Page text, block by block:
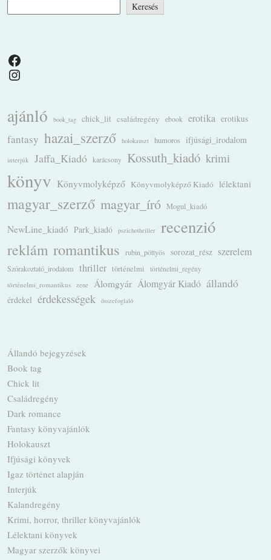
Keresés
Facebook
Instagram
ajánló book_tag chick_lit családregény ebook erotika erotikus
fantasy hazai_szerző holokauszt humoros ifjúsági_irodalom
interjúk Jaffa_Kiadó karácsony Kossuth_kiadó krimi
könyv Könyvmolyképző Könyvmolyképző Kiadó lélektani
magyar_szerző magyar_író Mogul_kiadó
NewLine_kiadó Park_kiadó pszichothriller recenzió
reklám romantikus rubin_pöttyös sorozat_rész szerelem
Szórakoztató_irodalom thriller történelmi
történelmi_regény
történelmi_romantikus
zene Álomgyár Álomgyár Kiadó állandó
érdekel érdekességek összefoglaló
Állandó bejegyzések
Book tag
Chick lit
Családregény
Dark romance
Fantasy könyvajánlók
Holokauszt
Ifjúsági könyvek
Igaz történet alapján
Interjúk
Kalandregény
Krimi, horror, thriller könyvajánlók
Lélektani könyvek
Magyar szerzők könyvei